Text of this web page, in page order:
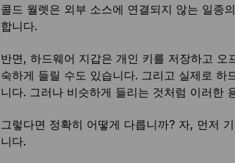
콜드 월렛은 외부 소스에 연결되지 않는 일종
합니다.
반면, 하드웨어 지갑은 개인 키를 저장하고 오
숙하게 들릴 수도 있습니다. 그리고 실제로
니다. 그러나 비슷하게 들리는 것처럼 이러한
그렇다면 정확히 어떻게 다릅니까? 자, 먼저
니다.